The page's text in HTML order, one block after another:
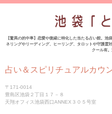
【驚異の的中率】恋愛や復縁に特化した当たる占い館。
ネリングやリーディング、ヒーリング、タロットや守護霊
クール有
占い＆スピリチュアルカウ
〒171-0014
豊島区池袋２丁目１７－８
天翔オフィス池袋西口ANNEX３０５号室